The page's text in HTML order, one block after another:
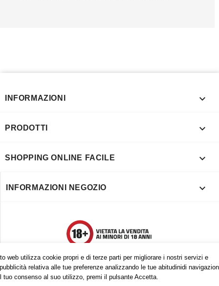
web utilizza cookie propri e di terze parti per migliorare i nostri servizi e
relativa alle tue preferenze analizzando le tue abitudinidi
tuo consenso al suo utilizzo, premi il pulsante Accetta.
INFORMAZIONI 
PRODOTTI 
SHOPPING ONLINE FACILE 
INFORMAZIONI NEGOZIO 